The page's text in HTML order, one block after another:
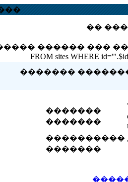
��
������ ��� ������
FROM sites WHERE
�������
�������
�������
����������
�������